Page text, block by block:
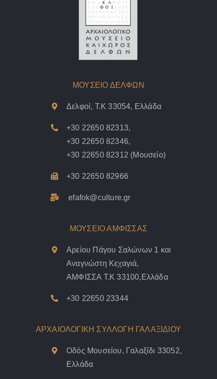
ΜΟΥΣΕΙΟ ΔΕΛΦΩΝ
Δελφοί, Τ.Κ 33054, Ελλάδα
+30 22650 82313,
+30 22650 82346,
+30 22650 82312 (Μουσείο)
+30 22650 82966
efafok@culture.gr
ΜΟΥΣΕΙΟ ΑΜΦΙΣΣΑΣ
Αρείου Πάγου Σαλώνων 1 και
Αναγνώστη Κεχαγιά,
ΑΜΦΙΣΣΑ Τ.Κ 33100,Ελλάδα
+30 22650 23344
ΑΡΧΑΙΟΛΟΓΙΚΗ ΣΥΛΛΟΓΗ ΓΑΛΑΞΙΔΙΟΥ
Οδός Μουσείου, Γαλαξίδι 33052,
Ελλάδα